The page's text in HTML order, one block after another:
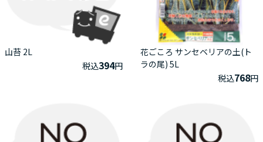
山苔 2L
税込394円
花ごころ サンセベリアの土(ト
ラの尾) 5L
税込768円